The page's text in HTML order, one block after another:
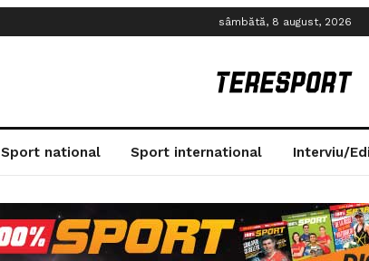
sâmbătă, 8 august, 2026
Sport national Sport international Interviu/